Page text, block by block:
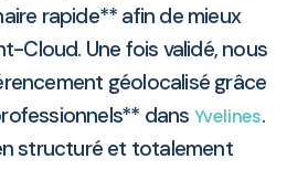
rapide** afin de mieux
Cloud. Une fois validé, nous
géolocalisé grâce
dans Yvelines.
structuré et totalement